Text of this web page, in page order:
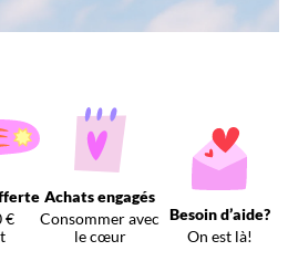
€
Achats engagés
Consommer avec
le cœur
Besoin d’aide?
On est là!